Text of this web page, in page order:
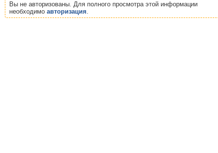
Вы не авторизованы. Для полного просмотра этой информации
необходимо авторизация.